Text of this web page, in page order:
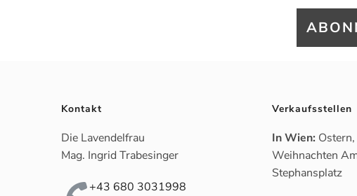
Kontakt
Die Lavendelfrau
Mag. Ingrid Trabesinger
+43 680 3031998
Verkaufsstellen
In Wien:
Weihnachten
Stephansplatz